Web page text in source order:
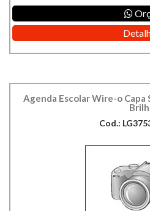
Agenda Escolar Wire-o Capa
Cod.: